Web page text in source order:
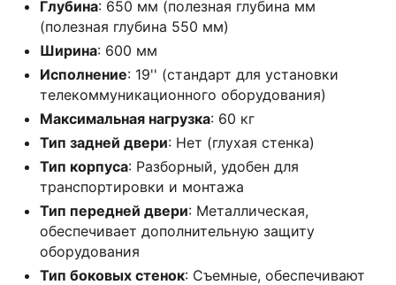
Глубина: 650 мм (полезная глубина мм
(полезная глубина 550 мм)
Ширина: 600 мм
Исполнение: 19'' (стандарт для установки
телекоммуникационного оборудования)
Максимальная нагрузка: 60 кг
Тип задней двери: Нет (глухая стенка)
Тип корпуса: Разборный, удобен для
транспортировки и монтажа
Тип передней двери: Металлическая,
обеспечивает дополнительную защиту
оборудования
Тип боковых стенок: Съемные, обеспечивают